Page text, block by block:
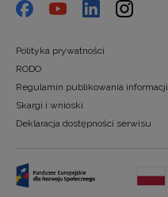
Polityka prywatności
RODO
Regulamin publikowania informacji
Skargi i wnioski
Deklaracja dostępności serwisu